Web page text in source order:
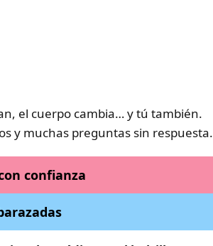
el cuerpo cambia… y tú también.
y muchas preguntas sin respuesta.
confianza